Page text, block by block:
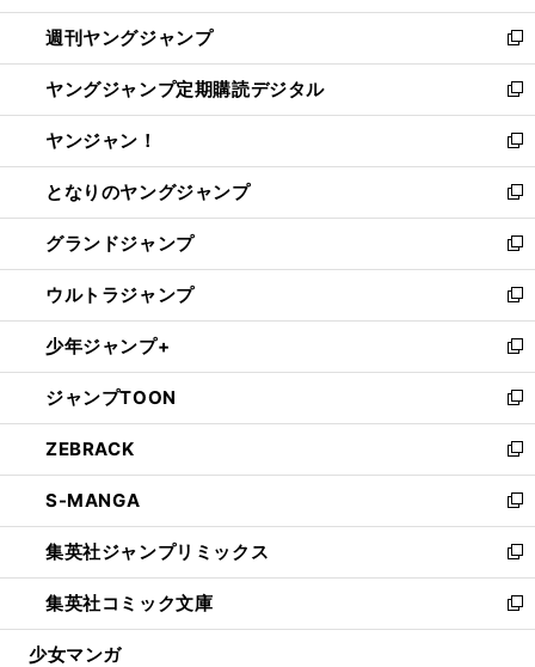
開
く
ウ
で
開
く
ン
ド
ウ
で
開
く
ウ
ィ
ン
ド
ウ
で
開
く
週刊ヤングジャンプ
新
し
い
ウ
ィ
ン
ド
ウ
で
開
く
ヤングジャンプ定期購読デジタル
新
し
い
ウ
ィ
ン
ド
ウ
で
開
く
ヤンジャン！
新
し
い
ウ
ィ
ン
ド
ウ
で
開
く
となりのヤングジャンプ
新
し
い
ウ
ィ
ン
ド
ウ
で
開
く
グランドジャンプ
新
し
い
ウ
ィ
ン
ド
ウ
で
開
く
ウルトラジャンプ
新
し
い
ウ
ィ
ン
ド
ウ
で
開
く
少年ジャンプ+
新
し
い
ウ
ィ
ン
ド
ウ
で
開
く
ジャンプTOON
新
し
い
ウ
ィ
ン
ド
ウ
で
開
ZEBRACK
新
し
い
ウ
ィ
ン
ド
ウ
S-MANGA
新
し
い
ウ
ィ
ン
集英社ジャンプリミックス
新
し
い
ウ
集英社コミック文庫
新
し
少女マンガ